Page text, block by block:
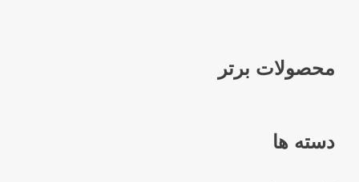
محصولات برتر
دسته ها